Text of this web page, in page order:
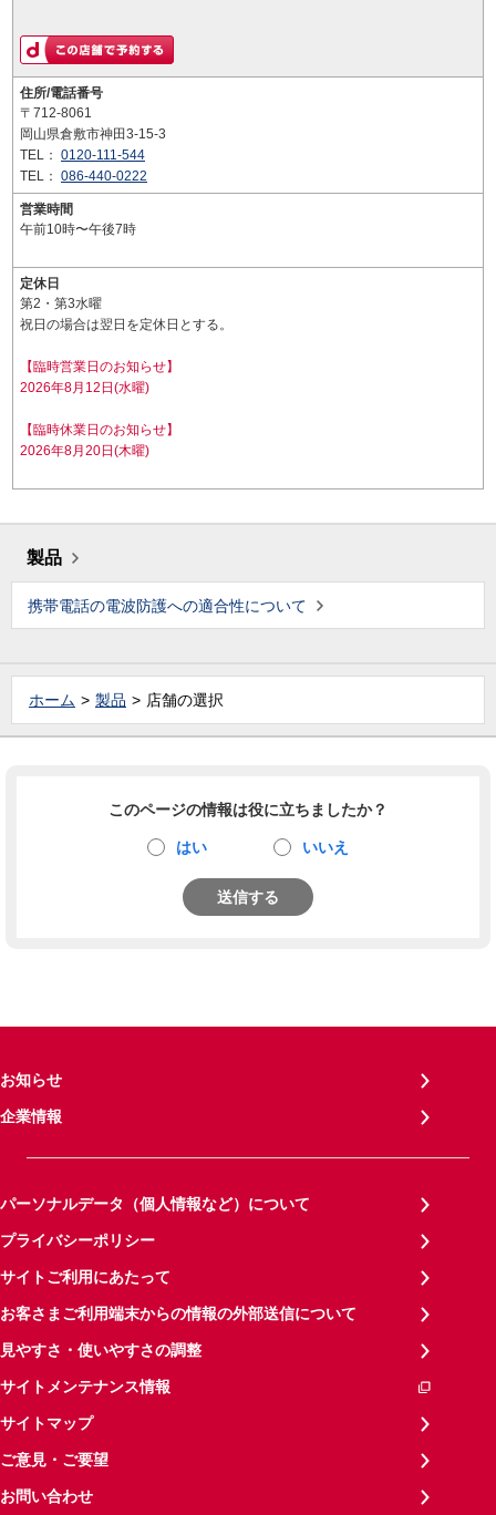
住所/電話番号
〒712-8061
岡山県倉敷市神田3-15-3
TEL： 0120-111-544
TEL： 086-440-0222
営業時間
午前10時〜午後7時
定休日
第2・第3水曜
祝日の場合は翌日を定休日とする。
【臨時営業日のお知らせ】
2026年8月12日(水曜)
【臨時休業日のお知らせ】
2026年8月20日(木曜)
製品
携帯電話の電波防護への適合性について
ホーム 製品 店舗の選択
このページの情報は役に立ちましたか？
はい いいえ
送信する
お知らせ
企業情報
パーソナルデータ（個人情報など）について
プライバシーポリシー
サイトご利用にあたって
お客さまご利用端末からの情報の外部送信について
見やすさ・使いやすさの調整
サイトメンテナンス情報
サイトマップ
ご意見・ご要望
お問い合わせ